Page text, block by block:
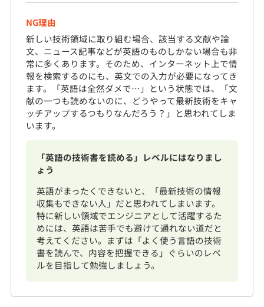
NG理由
新しい技術領域に取り組む場合、該当する文献や論
文、ニュース記事などが英語のものしかない場合も非
常に多くあります。そのため、インターネット上で情
報を検索するのにも、英文での入力が必要になってき
ます。「英語は全然ダメで…」という状態では、「文
献の一つも読めないのに、どうやって最新技術をキャ
ッチアップするつもりなんだろう？」と思われてしま
います。
「英語の技術書を読める」レベルにはなりまし
ょう
英語がまったくできないと、「最新技術の情報
収集もできない人」だと思われてしまいます。
特に新しい領域でエンジニアとして活躍するた
めには、英語は苦手でも避けて通れない道だと
考えてください。まずは「よく使う言語の技術
書を読んで、内容を把握できる」ぐらいのレベ
ルを目指して勉強しましょう。